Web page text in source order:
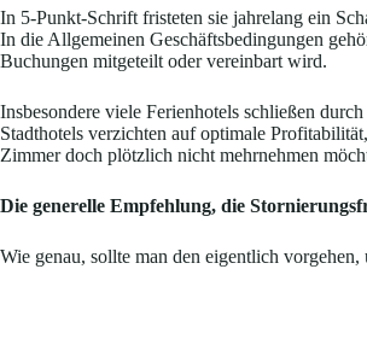
In 5-Punkt-Schrift fristeten sie jahrelang ein
In die Allgemeinen Geschäftsbedingungen
Buchungen mitgeteilt oder vereinbart wird.
Insbesondere viele Ferienhotels schließen
Stadthotels verzichten auf optimale
Zimmer doch plötzlich nicht mehrnehmen
Die generelle Empfehlung, die
Wie genau, sollte man den eigentlich